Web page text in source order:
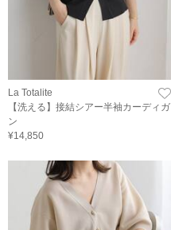
La Totalite
【洗える】接結シアー半袖カーディガ
ン
¥14,850